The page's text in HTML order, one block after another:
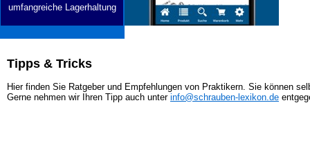
umfangreiche Lagerhaltung
Tipps & Tricks
Hier finden Sie Ratgeber und Empfehlungen von Praktikern. Sie können
Gerne nehmen wir Ihren Tipp auch unter info@schrauben-lexikon.de